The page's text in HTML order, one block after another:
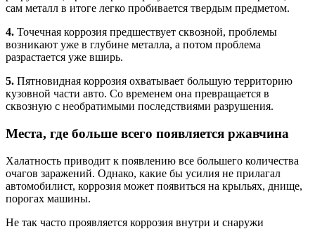
сам металл в итоге легко пробивается твердым предметом.
4. Точечная коррозия предшествует сквозной, проблемы
возникают уже в глубине металла, а потом проблема
разрастается уже вширь.
5. Пятновидная коррозия охватывает большую территорию
кузовной части авто. Со временем она превращается в
сквозную с необратимыми последствиями разрушения.
Места, где больше всего появляется ржавчина
Халатность приводит к появлению все большего количества
очагов заражений. Однако, какие бы усилия не прилагал
автомобилист, коррозия может появиться на крыльях, днище,
порогах машины.
Не так часто проявляется коррозия внутри и снаружи